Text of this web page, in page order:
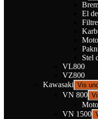
El
Filtre
Stel
VL800
VZ800
Kawasaki Vis
VN 800
VN 1500